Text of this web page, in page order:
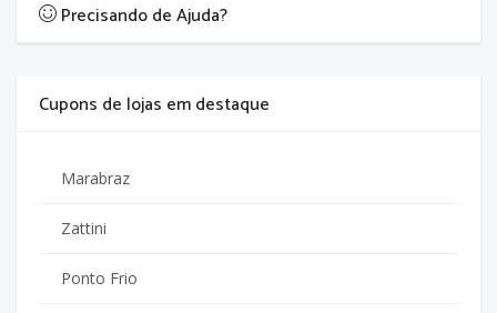
Precisando de Ajuda?
Cupons de lojas em destaque
Marabraz
Zattini
Ponto Frio